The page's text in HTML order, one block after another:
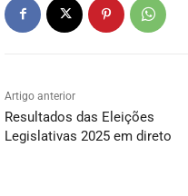
Artigo anterior
Resultados das Eleições
Legislativas 2025 em direto